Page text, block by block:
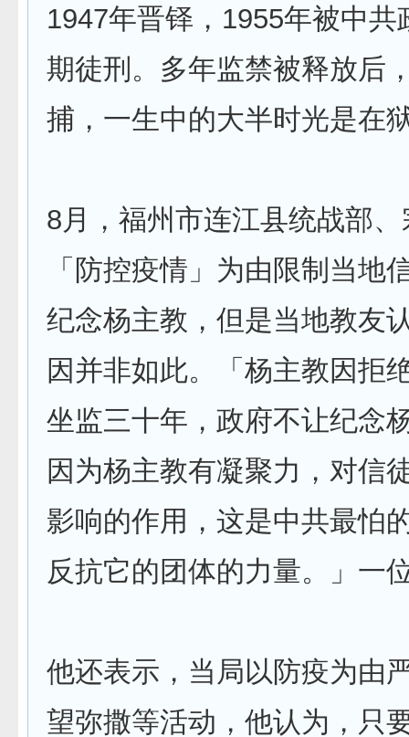
1947年晋铎，1955年被中共
期徒刑。多年监禁被释放后
捕，一生中的大半时光是在
8月，福州市连江县统战部
「防控疫情」为由限制当地
纪念杨主教，但是当地教友
因并非如此。「杨主教因拒
坐监三十年，政府不让纪念
因为杨主教有凝聚力，对信
影响的作用，这是中共最怕
反抗它的团体的力量。」一
他还表示，当局以防疫为由
望弥撒等活动，他认为，只